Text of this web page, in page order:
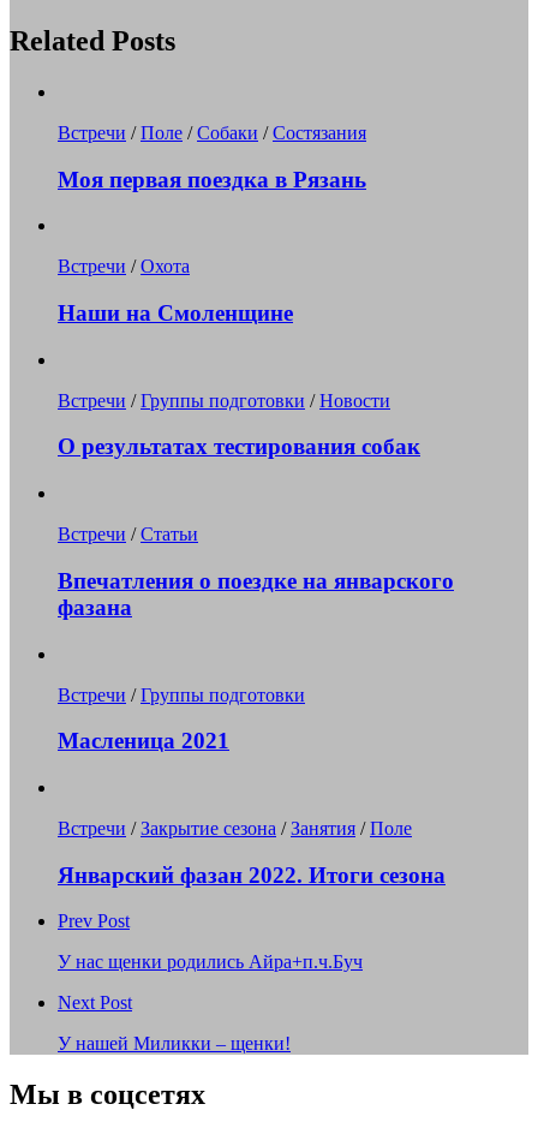
Related Posts
Встречи /Поле /Собаки /Состязания
Моя первая поездка в Рязань
Встречи /Охота
Наши на Смоленщине
Встречи /Группы подготовки /Новости
О результатах тестирования собак
Встречи /Статьи
Впечатления о поездке на январского
фазана
Встречи /Группы подготовки
Масленица 2021
Встречи /Закрытие сезона /Занятия /Поле
Январский фазан 2022. Итоги сезона
Prev Post
У нас щенки родились Айра+п.ч.Буч
Next Post
У нашей Миликки – щенки!
Мы в соцсетях